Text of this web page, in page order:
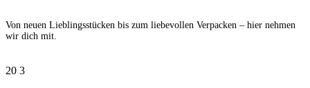
Von neuen Lieblingsstücken bis zum liebevollen Verpacken – hier nehmen
wir dich mit.
20 3